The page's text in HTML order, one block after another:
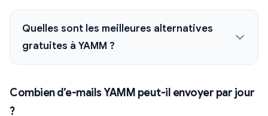
Quelles sont les meilleures alternatives
gratuites à YAMM ?
Combien d’e-mails YAMM peut-il envoyer par jour
?